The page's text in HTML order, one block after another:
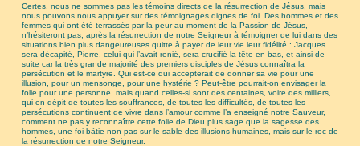
Certes, nous ne sommes pas les témoins directs de la résurrection de Jésus, mais
nous pouvons nous appuyer sur des témoignages dignes de foi. Des hommes et des
femmes qui ont été terrassés par la peur au moment de la Passion de Jésus,
n’hésiteront pas, après la résurrection de notre Seigneur à témoigner de lui dans des
situations bien plus dangeureuses quitte à payer de leur vie leur fidélité : Jacques
sera décapité, Pierre, celui qui l’avait renié, sera crucifié la tête en bas, et ainsi de
suite car la très grande majorité des premiers disciples de Jésus connaîtra la
persécution et le martyre. Qui est-ce qui accepterait de donner sa vie pour une
illusion, pour un mensonge, pour une hystérie ? Peut-être pourrait-on envisager la
folie pour une personne, mais quand celles-si sont des centaines, voire des milliers,
qui en dépit de toutes les souffrances, de toutes les difficultés, de toutes les
persécutions continuent de vivre dans l’amour comme l’a enseigné notre Sauveur,
comment ne pas y reconnaître cette folie de Dieu plus sage que la sagesse des
hommes, une foi bâtie non pas sur le sable des illusions humaines, mais sur le roc de
la résurrection de notre Seigneur.